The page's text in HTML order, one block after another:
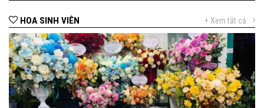
HOA SINH VIÊN + Xem tất cả